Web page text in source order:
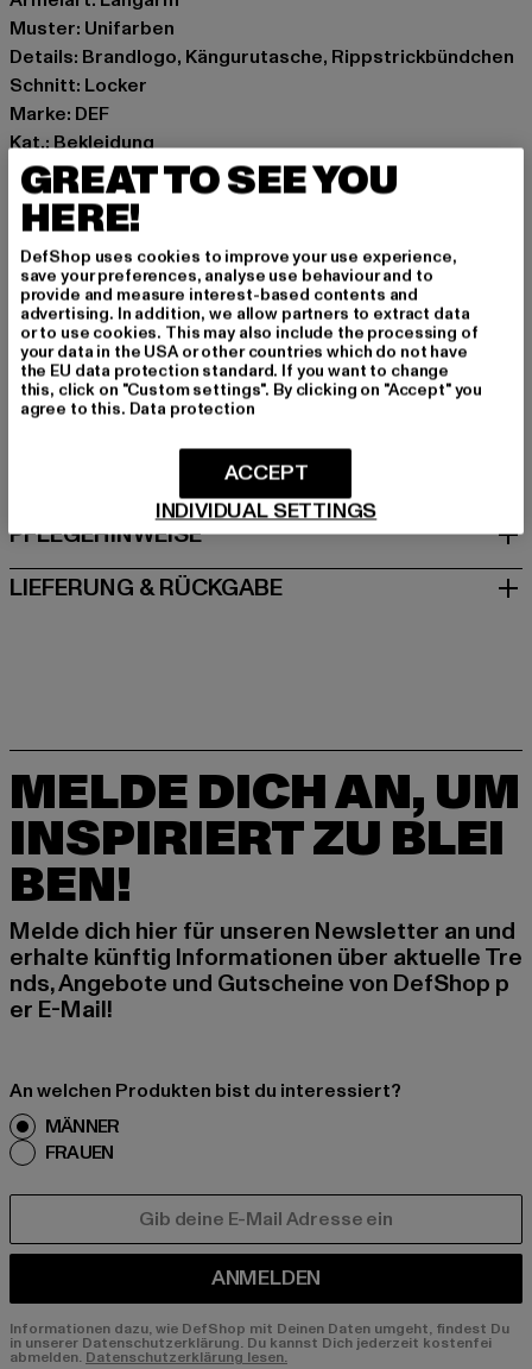
Muster: Unifarben
Details: Brandlogo, Kängurutasche, Rippstrickbündchen
Schnitt: Locker
Marke: DEF
Kat.: Bekleidung
Farbe: grau
Hersteller Farbe: anthracite washed
Materialzusammensetzung: 80% Baumwolle, 20%
Polyester
Art.Nr: DFHD186-04493
Hersteller: TB International GmbH |info@tbint.de
Dr.-Robert-Murjahn-Straße 7 | 64372 Ober-Ramstadt |
DE
GRÖSSE & PASSFORM
PFLEGEHINWEISE
LIEFERUNG & RÜCKGABE
MELDE DICH AN, UM
INSPIRIERT ZU BLEI
BEN!
Melde dich hier für unseren Newsletter an und
erhalte künftig Informationen über aktuelle Tre
nds, Angebote und Gutscheine von DefShop p
er E-Mail!
An welchen Produkten bist du interessiert?
MÄNNER
FRAUEN
ANMELDEN
Informationen dazu, wie DefShop mit Deinen Daten umgeht, findest Du
in unserer Datenschutzerklärung. Du kannst Dich jederzeit kostenfei
abmelden. Datenschutzerklärung lesen.
GREAT TO SEE YOU
HERE!
DefShop uses cookies to improve your use experience,
save your preferences, analyse use behaviour and to
provide and measure interest-based contents and
advertising. In addition, we allow partners to extract data
or to use cookies. This may also include the processing of
your data in the USA or other countries which do not have
the EU data protection standard. If you want to change
this, click on "Custom settings". By clicking on "Accept" you
agree to this. Data protection
INDIVIDUAL SETTINGS
ACCEPT